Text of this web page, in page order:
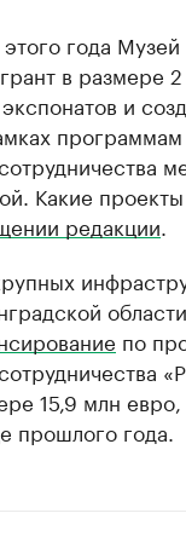
этого года
в размере
и
программам
Какие
редакции
по
15,9 млн евро,
прошлого года.